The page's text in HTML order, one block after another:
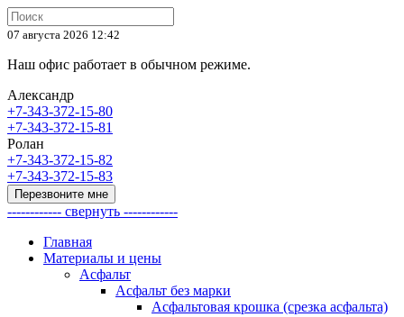
07 августа 2026 12:42
Наш офис работает в обычном режиме.
Александр
+7-343-372-15-80
+7-343-372-15-81
Ролан
+7-343-372-15-82
+7-343-372-15-83
Перезвоните мне
------------ свернуть ------------
Главная
Материалы и цены
Асфальт
Асфальт без марки
Асфальтовая крошка (срезка асфальта)